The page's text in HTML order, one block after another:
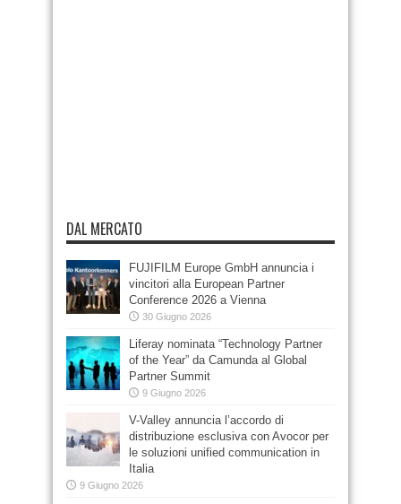
DAL MERCATO
FUJIFILM Europe GmbH annuncia i
vincitori alla European Partner
Conference 2026 a Vienna
30 Giugno 2026
Liferay nominata “Technology Partner
of the Year” da Camunda al Global
Partner Summit
9 Giugno 2026
V-Valley annuncia l’accordo di
distribuzione esclusiva con Avocor per
le soluzioni unified communication in
Italia
9 Giugno 2026